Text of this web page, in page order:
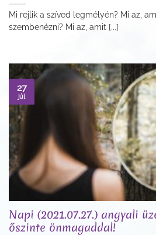
Mi rejlik a szíved legmélyén? Mi az,
szembenézni? Mi az, amit [...]
Napi (2021.07.27.) angyali
őszinte önmagaddal!
27
júl